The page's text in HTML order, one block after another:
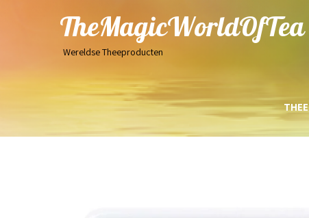
TheMagicWorldOfTea
Wereldse Theeproducten
THEE